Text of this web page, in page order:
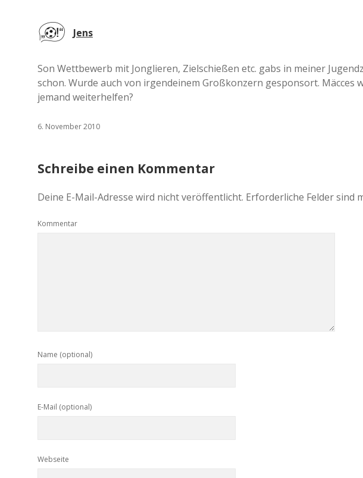
Jens
Son Wettbewerb mit Jonglieren, Zielschießen etc. gabs in meiner
schon. Wurde auch von irgendeinem Großkonzern gesponsort. Mäcces
jemand weiterhelfen?
6. November 2010
Schreibe einen Kommentar
Deine E-Mail-Adresse wird nicht veröffentlicht. Erforderliche Felder sind
Kommentar
Name (optional)
E-Mail (optional)
Webseite